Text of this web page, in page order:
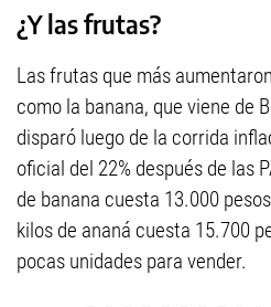
¿Y las frutas?
Las frutas que más
como la banana, que viene de
disparó luego de la corrida
oficial del 22% después de las
de banana cuesta 13.000
kilos de ananá cuesta 15.700
pocas unidades para vender.